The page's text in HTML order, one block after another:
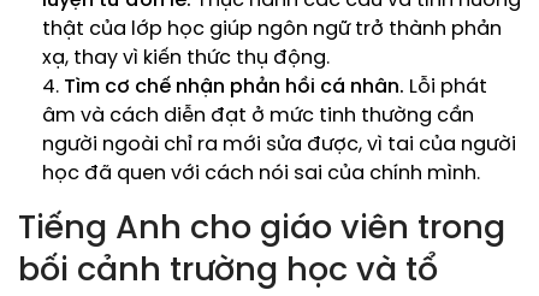
thật của lớp học giúp ngôn ngữ trở thành phản
xạ, thay vì kiến thức thụ động.
Tìm cơ chế nhận phản hồi cá nhân. Lỗi phát
âm và cách diễn đạt ở mức tinh thường cần
người ngoài chỉ ra mới sửa được, vì tai của người
học đã quen với cách nói sai của chính mình.
Tiếng Anh cho giáo viên trong
bối cảnh trường học và tổ